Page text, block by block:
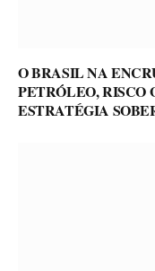
O BRASIL NA
PETRÓLEO, RISCO
ESTRATÉGIA